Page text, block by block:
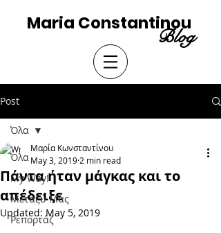
Maria Constantinou
Blog
Post
Όλα
My Way!
Μεταξύ Μας
Ρεπορτάζ
Όλα
Πάντα ήταν μάγκας και το
απέδειξε
Μαρία Κωνσταντίνου
May 3, 2019 2 min read
Updated: May 5, 2019